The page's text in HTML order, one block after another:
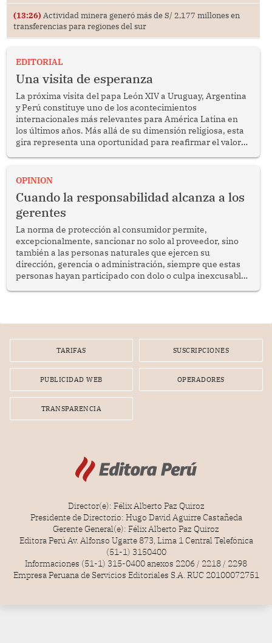
(13:26) Actividad minera generó más de S/ 2,177 millones en
transferencias para regiones del sur
EDITORIAL
Una visita de esperanza
La próxima visita del papa León XIV a Uruguay, Argentina
y Perú constituye uno de los acontecimientos
internacionales más relevantes para América Latina en
los últimos años. Más allá de su dimensión religiosa, esta
gira representa una oportunidad para reafirmar el valor
enfrenta desafíos en materia de desarrollo, cohesión
OPINION
Cuando la responsabilidad alcanza a los
gerentes
La norma de protección al consumidor permite,
excepcionalmente, sancionar no solo al proveedor, sino
también a las personas naturales que ejercen su
dirección, gerencia o administración, siempre que estas
personas hayan participado con dolo o culpa inexcusable
por la frustrada realización de un meet and greet con
TARIFAS SUSCRIPCIONES
PUBLICIDAD WEB OPERADORES
TRANSPARENCIA
Director(e): Félix Alberto Paz Quiroz
Presidente de Directorio: Hugo David Aguirre Castañeda
Gerente General(e): Félix Alberto Paz Quiroz
Editora Perú Av. Alfonso Ugarte 873, Lima 1 Central Telefónica
(51-1) 3150400
Informaciones (51-1) 315-0400 anexos 2206 / 2218 / 2298
Empresa Peruana de Servicios Editoriales S.A. RUC 20100072751